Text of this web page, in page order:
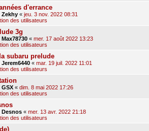
d'errance
Zekhy « jeu. 3 nov. 2022 08:31
des utilisateurs
3g
Max78730 « mer. 17 août 2022 13:23
des utilisateurs
subaru prelude
Jerem6440 « mar. 19 juil. 2022 11:01
des utilisateurs
GSX « dim. 8 mai 2022 17:26
des utilisateurs
Desnos « mer. 13 avr. 2022 21:18
des utilisateurs